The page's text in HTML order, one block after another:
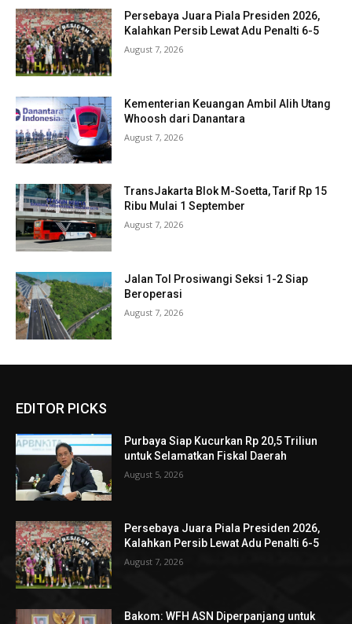
Persebaya Juara Piala Presiden 2026,
Kalahkan Persib Lewat Adu Penalti 6-5
August 7, 2026
Kementerian Keuangan Ambil Alih Utang
Whoosh dari Danantara
August 7, 2026
TransJakarta Blok M-Soetta, Tarif Rp 15
Ribu Mulai 1 September
August 7, 2026
Jalan Tol Prosiwangi Seksi 1-2 Siap
Beroperasi
August 7, 2026
EDITOR PICKS
Purbaya Siap Kucurkan Rp 20,5 Triliun
untuk Selamatkan Fiskal Daerah
August 5, 2026
Persebaya Juara Piala Presiden 2026,
Kalahkan Persib Lewat Adu Penalti 6-5
August 7, 2026
Bakom: WFH ASN Diperpanjang untuk